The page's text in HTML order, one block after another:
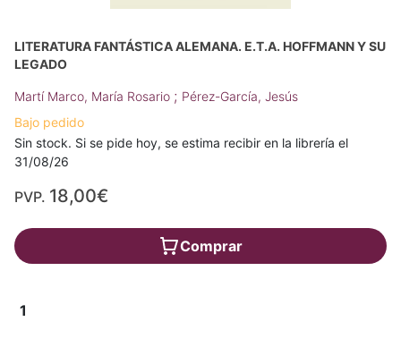
LITERATURA FANTÁSTICA ALEMANA. E.T.A. HOFFMANN Y SU
LEGADO
Martí Marco, María Rosario ; Pérez-García, Jesús
Bajo pedido
Sin stock. Si se pide hoy, se estima recibir en la librería el
31/08/26
PVP. 18,00€
Comprar
1